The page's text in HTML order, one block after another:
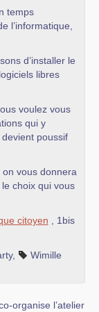
temps
l’informatique,
d’installer le
libres
voulez vous
qui y
poussif
on vous donnera
choix qui vous
citoyen , 1bis
, Wimille
organise l’atelier